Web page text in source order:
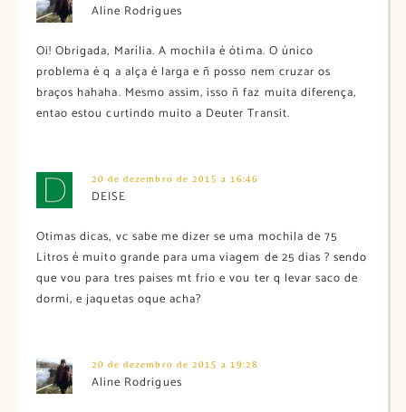
Aline Rodrigues
Oi! Obrigada, Marília. A mochila é ótima. O único
problema é q a alça é larga e ñ posso nem cruzar os
braços hahaha. Mesmo assim, isso ñ faz muita diferença,
entao estou curtindo muito a Deuter Transit.
20 de dezembro de 2015 a 16:46
DEISE
Otimas dicas, vc sabe me dizer se uma mochila de 75
Litros é muito grande para uma viagem de 25 dias ? sendo
que vou para tres paises mt frio e vou ter q levar saco de
dormi, e jaquetas oque acha?
20 de dezembro de 2015 a 19:28
Aline Rodrigues